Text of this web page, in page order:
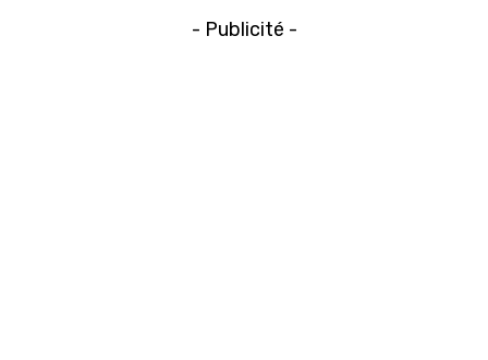
- Publicité -